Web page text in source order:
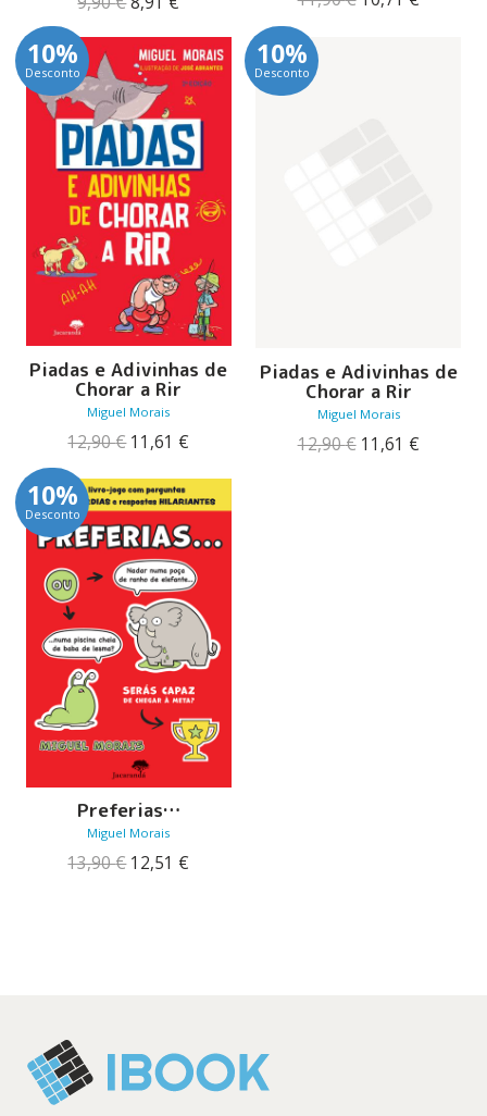
original
era:
9,90 €.
atual
é:
8,91 €.
10%
Desconto
Piadas e Adivinhas de
Chorar a Rir
Miguel Morais
12,90€ O
original
era:
12,90 €.
11,61 €
atual
é:
11,61 €.
10%
Desconto
Piadas e Adivinhas de
Chorar a Rir
Miguel Morais
12,90€ O
11,61 €O
10%
Desconto
Preferias…
Miguel Morais
13,90€ O
12,51 €